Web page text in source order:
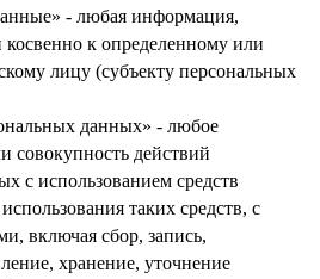
- любая информация,
к определенному или
лицу (субъекту персональных
данных» - любое
совокупность действий
с использованием средств
таких средств, с
включая сбор, запись,
хранение, уточнение